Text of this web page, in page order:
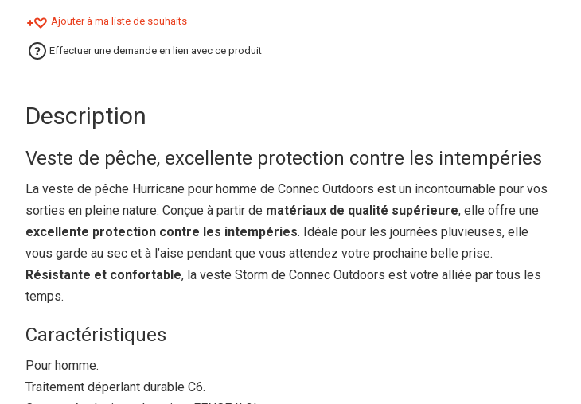
Ajouter à ma liste de souhaits
Effectuer une demande en lien avec ce produit
Description
Veste de pêche, excellente protection contre les intempéries
La veste de pêche Hurricane pour homme de Connec Outdoors est un incontournable pour vos
sorties en pleine nature. Conçue à partir de matériaux de qualité supérieure, elle offre une
excellente protection contre les intempéries. Idéale pour les journées pluvieuses, elle
vous garde au sec et à l’aise pendant que vous attendez votre prochaine belle prise.
Résistante et confortable, la veste Storm de Connec Outdoors est votre alliée par tous les
temps.
Caractéristiques
Pour homme.
Traitement déperlant durable C6.